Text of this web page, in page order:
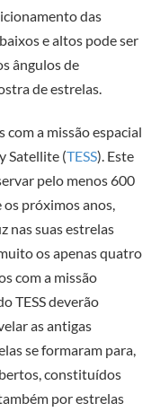
das
e altos pode ser
ângulos de
de estrelas.
a missão espacial
Satellite (TESS). Este
pelo menos 600
próximos anos,
nas suas estrelas
os apenas quatro
com a missão
TESS deverão
as antigas
se formaram para,
constituídos
por estrelas